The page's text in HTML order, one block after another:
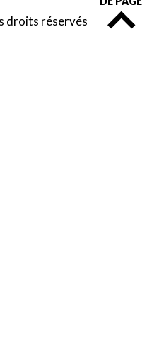
droits réservés